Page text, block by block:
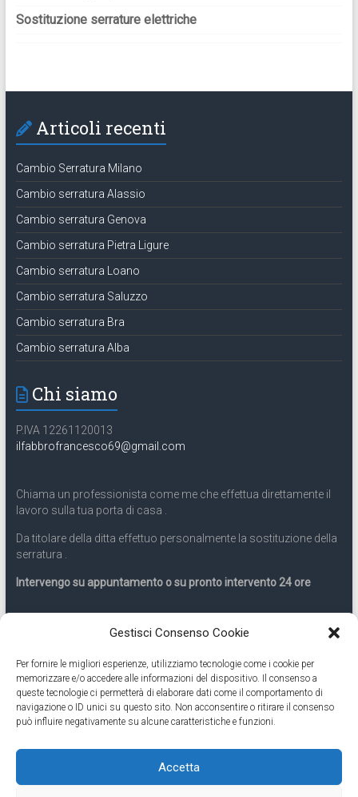
Gestisci Consenso Cookie
Per fornire le migliori esperienze, utilizziamo tecnologie come i cookie per
memorizzare e/o accedere alle informazioni del dispositivo. Il consenso a
queste tecnologie ci permetterà di elaborare dati come il comportamento di
navigazione o ID unici su questo sito. Non acconsentire o ritirare il consenso
può influire negativamente su alcune caratteristiche e funzioni.
Accetta
Sostituzione serrature elettriche
Articoli recenti
Cambio Serratura Milano
Cambio serratura Alassio
Cambio serratura Genova
Cambio serratura Pietra Ligure
Cambio serratura Loano
Cambio serratura Saluzzo
Cambio serratura Bra
Cambio serratura Alba
Chi siamo
P.IVA 12261120013
ilfabbrofrancesco69@gmail.com
Chiama un professionista come me che effettua direttamente il
lavoro sulla tua porta di casa .
Da titolare della ditta effettuo personalmente la sostituzione della
serratura .
Intervengo su appuntamento o su pronto intervento 24 ore
Servizio 24 ore
Cell331.9899963
Eseguiamo anche lavori di apertura porte pronto intervento 24
ore